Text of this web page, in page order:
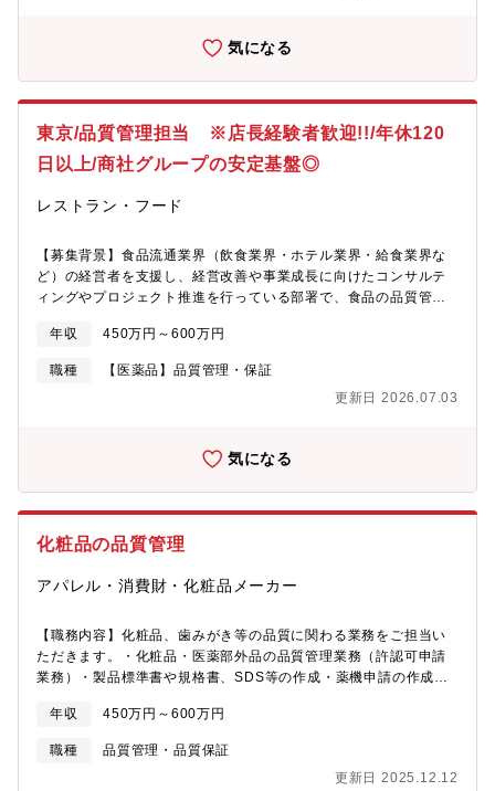
作成・規制改正や新基準の情報収集・反映■関連部門との連携・製
気になる
東京/品質管理担当 ※店長経験者歓迎!!/年休120
日以上/商社グループの安定基盤◎
レストラン・フード
【募集背景】食品流通業界（飲食業界・ホテル業界・給食業界な
ど）の経営者を支援し、経営改善や事業成長に向けたコンサルテ
ィングやプロジェクト推進を行っている部署で、食品の品質管理
同社グループ全体のお取引様（サプライヤー）に対して現地視察
や下記品質管理に伴う業務を行っていただきます。■商品・原材料
の品質基準管理商品規格書・原材料規格書の作成／管理品質基
準・検査基準の策定新規商品の品質チェック原材料の表示・アレ
チン）衛生教育の実施■クレーム・事故対応異物混入・品質不良の
生時の社内報告対応■表示・法令対応食品表示法対応栄養成分表示
制構築店舗スタッフへの衛生教育品質マニュアル整備品質改善活
ぜひご応募ください! ※ひとつでも当てはまる方未経験の分野や
務だけでなく、自ら企画・仕組みを立ち上げ、実行した経験のあ
る方組織の一員として役割を担うだけでなく、事業推進に大きく
貢献した経験のある方新しい取り組みに前向きに関わり、改善や
を持ってやり遂げた経験のある方自分の考えを持ちながらも、他
イアントとの連携外食、ホテル、ブライダル、介護施設、給食事
業者、アミューズメント業界など、さまざまな業界の経営者と直
年収 450万円～600万円
職種
【医薬品】品質管理・保証
更新日 2026.07.03
気になる
化粧品の品質管理
アパレル・消費財・化粧品メーカー
【職務内容】化粧品、歯みがき等の品質に関わる業務をご担当い
ただきます。・化粧品・医薬部外品の品質管理業務（許認可申請
業務）・製品標準書や規格書、SDS等の作成・薬機申請の作成、
の品質確認と対応策検討・物性測定、HPLCによる定量、菌試験等
の試験業務 ※品質管理責任者がノウハウ・技術・知識をしっかり
指導します。【キャリアパス】将来的には品質管理マネージャー
(責任者)を目指していただけます。■ソーシンについてお客様のニ
年収 450万円～600万円
職種
品質管理・品質保証
更新日 2025.12.12